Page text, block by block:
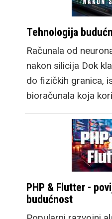
Tehnologija
Računala od
nakon silicija Dok
do fizičkih granica,
bioračunala koja
PHP & Flutter -
budućnost